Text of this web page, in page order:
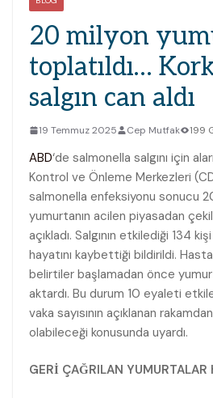
20 milyon
toplatıldı…
salgın can aldı
19 Temmuz 2025 Cep Mutfak 199
ABD‘de salmonella salgını için
Kontrol ve Önleme Merkezleri
salmonella enfeksiyonu sonucu
yumurtanın acilen piyasadan
açıkladı. Salgının etkilediği 134
hayatını kaybettiği bildirildi.
belirtiler başlamadan önce
aktardı. Bu durum 10 eyaleti
vaka sayısının açıklanan
olabileceği konusunda uyardı.
GERİ ÇAĞRILAN